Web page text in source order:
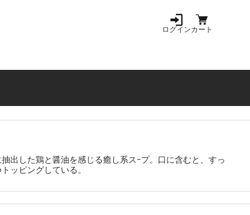
ログインカート
出した鶏と醤油を感じる癒し系スｰプ。口に含むと、すっ
ッピングしている。